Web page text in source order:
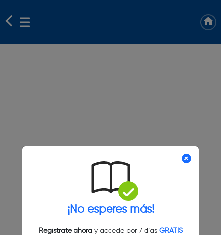
¡No esperes más!
Regístrate ahoray accede por 7 días GRATIS